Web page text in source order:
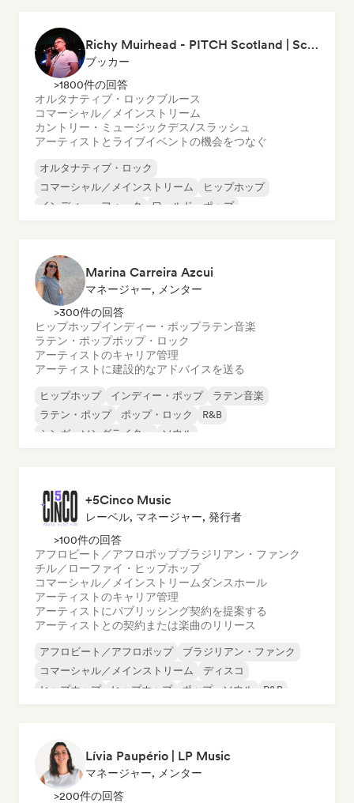
Richy Muirhead - PITCH Scotland | Scottish Alternative Music Awards (SAMA)
ブッカー
>1800件の回答
オルタナティブ・ロックブルース
コマーシャル／メインストリーム
カントリー・ミュージックデス/スラッシュ
アーティストとライブイベントの機会をつなぐ
オルタナティブ・ロック
コマーシャル／メインストリーム
ヒップホップ
インディー・フォーク
ワールド・ポップ
Marina Carreira Azcui
マネージャー, メンター
>300件の回答
ヒップホップインディー・ポップラテン音楽
ラテン・ポップポップ・ロック
アーティストのキャリア管理
アーティストに建設的なアドバイスを送る
ヒップホップ インディー・ポップ
ラテン音楽
ラテン・ポップ
ポップ・ロック
R&B
シンガーソングライター
ソウル
+5Cinco Music
レーベル, マネージャー, 発行者
>100件の回答
アフロビート／アフロポップブラジリアン・ファンク
チル／ローファイ・ヒップホップ
コマーシャル／メインストリーム ダンスホール
アーティストのキャリア管理
アーティストにパブリッシング契約を提案する
アーティストとの契約または楽曲のリリース
アフロビート／アフロポップ
ブラジリアン・ファンク
コマーシャル／メインストリーム
ディスコ
ヒップホップ
ヒップホップ ポップ・ソウル R&B
Lívia Paupério | LP Music
マネージャー, メンター
>200件の回答